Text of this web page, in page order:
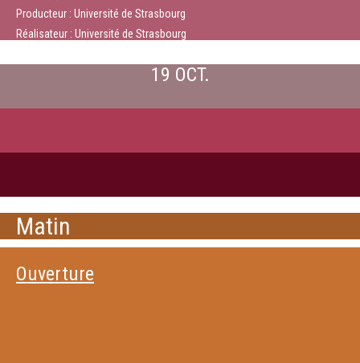
Producteur : Université de Strasbourg
Réalisateur : Université de Strasbourg
19 OCT.
Matin
Ouverture